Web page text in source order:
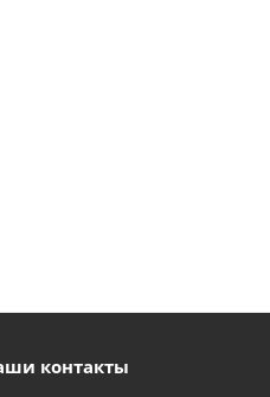
контакты